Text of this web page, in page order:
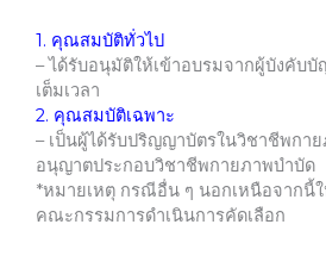
1. คุณสมบัติทั่วไป
–ได้รับอนุมัติให้เข้าอบรมจากผู้บังคับ
เต็มเวลา
2. คุณสมบัติเฉพาะ
– เป็นผู้ได้รับปริญญาบัตรในวิชาชีพกา
อนุญาตประกอบวิชาชีพกายภาพบำบัด
*หมายเหตุ กรณีอื่น ๆ นอกเหนือจากนี้
คณะกรรมการดำเนินการคัดเลือก